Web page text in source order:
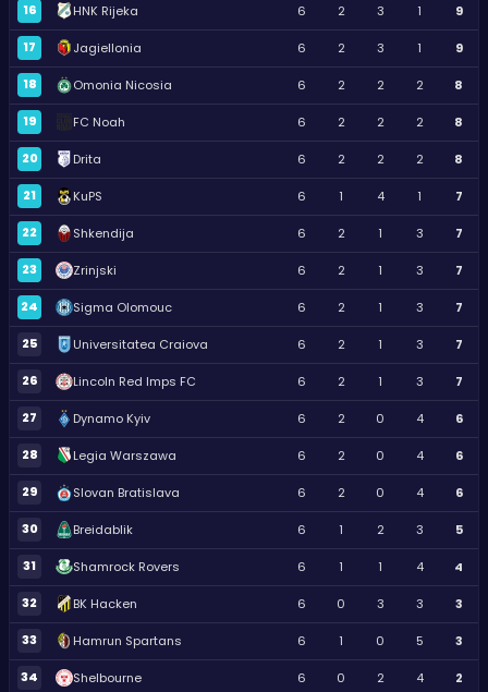
16 HNK Rijeka 6 2 3 1 9
17 Jagiellonia 6 2 3 1 9
18 Omonia Nicosia 6 2 2 2 8
19 FC Noah 6 2 2 2 8
20 Drita 6 2 2 2 8
21 KuPS 6 1 4 1 7
22 Shkendija 6 2 1 3 7
23 Zrinjski 6 2 1 3 7
24 Sigma Olomouc 6 2 1 3 7
25 Universitatea Craiova 6 2 1 3 7
26 Lincoln Red Imps FC 6 2 1 3 7
27 Dynamo Kyiv 6 2 0 4 6
28 Legia Warszawa 6 2 0 4 6
29 Slovan Bratislava 6 2 0 4 6
30 Breidablik 6 1 2 3 5
31 Shamrock Rovers 6 1 1 4 4
32 BK Hacken 6 0 3 3 3
33 Hamrun Spartans 6 1 0 5 3
34 Shelbourne 6 0 2 4 2